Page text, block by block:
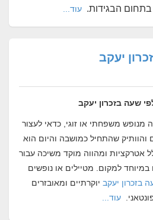
בתחום הבגידות. עוד...
יעקב
שעה בזכרון יעקב
מנופש משפחתי או זוגי, כדאי לעצור
והוותיק שהתחיל כמושבה והיום הוא
אטרקציות ומהווה מוקד משיכה עבור
למקום. מטיילים או נופשים
בזכרון יעקביוקרתיים ומאובזרים
עוד...